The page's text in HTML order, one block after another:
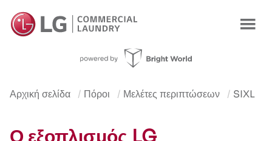
Αρχική σελίδα Πόροι Μελέτες περιπτώσεων SIXL